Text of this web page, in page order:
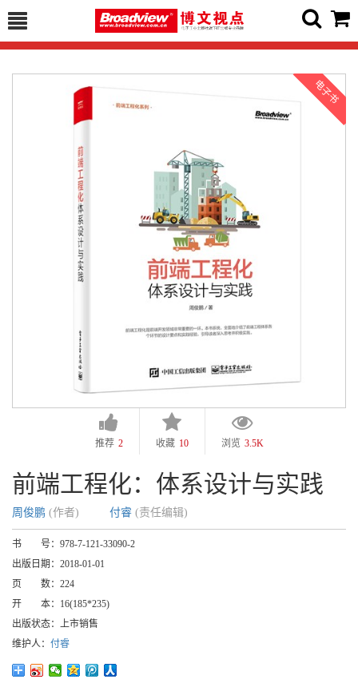
推荐 2 收藏 10 浏览 3.5K
前端工程化：体系设计与实践
周俊鹏 (作者) 付睿 (责任编辑)
书 号： 978-7-121-33090-2
出版日期： 2018-01-01
页 数： 224
开 本： 16(185*235)
出版状态： 上市销售
维护人： 付睿